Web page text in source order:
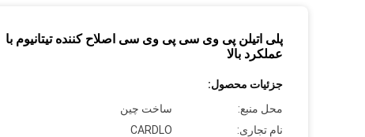
پلی اتیلن پی وی سی پی وی سی اصلاح کننده تیتانیوم با
عملکرد بالا
جزئیات محصول:
محل منبع:
ساخت چین
نام تجاری:
CARDLO